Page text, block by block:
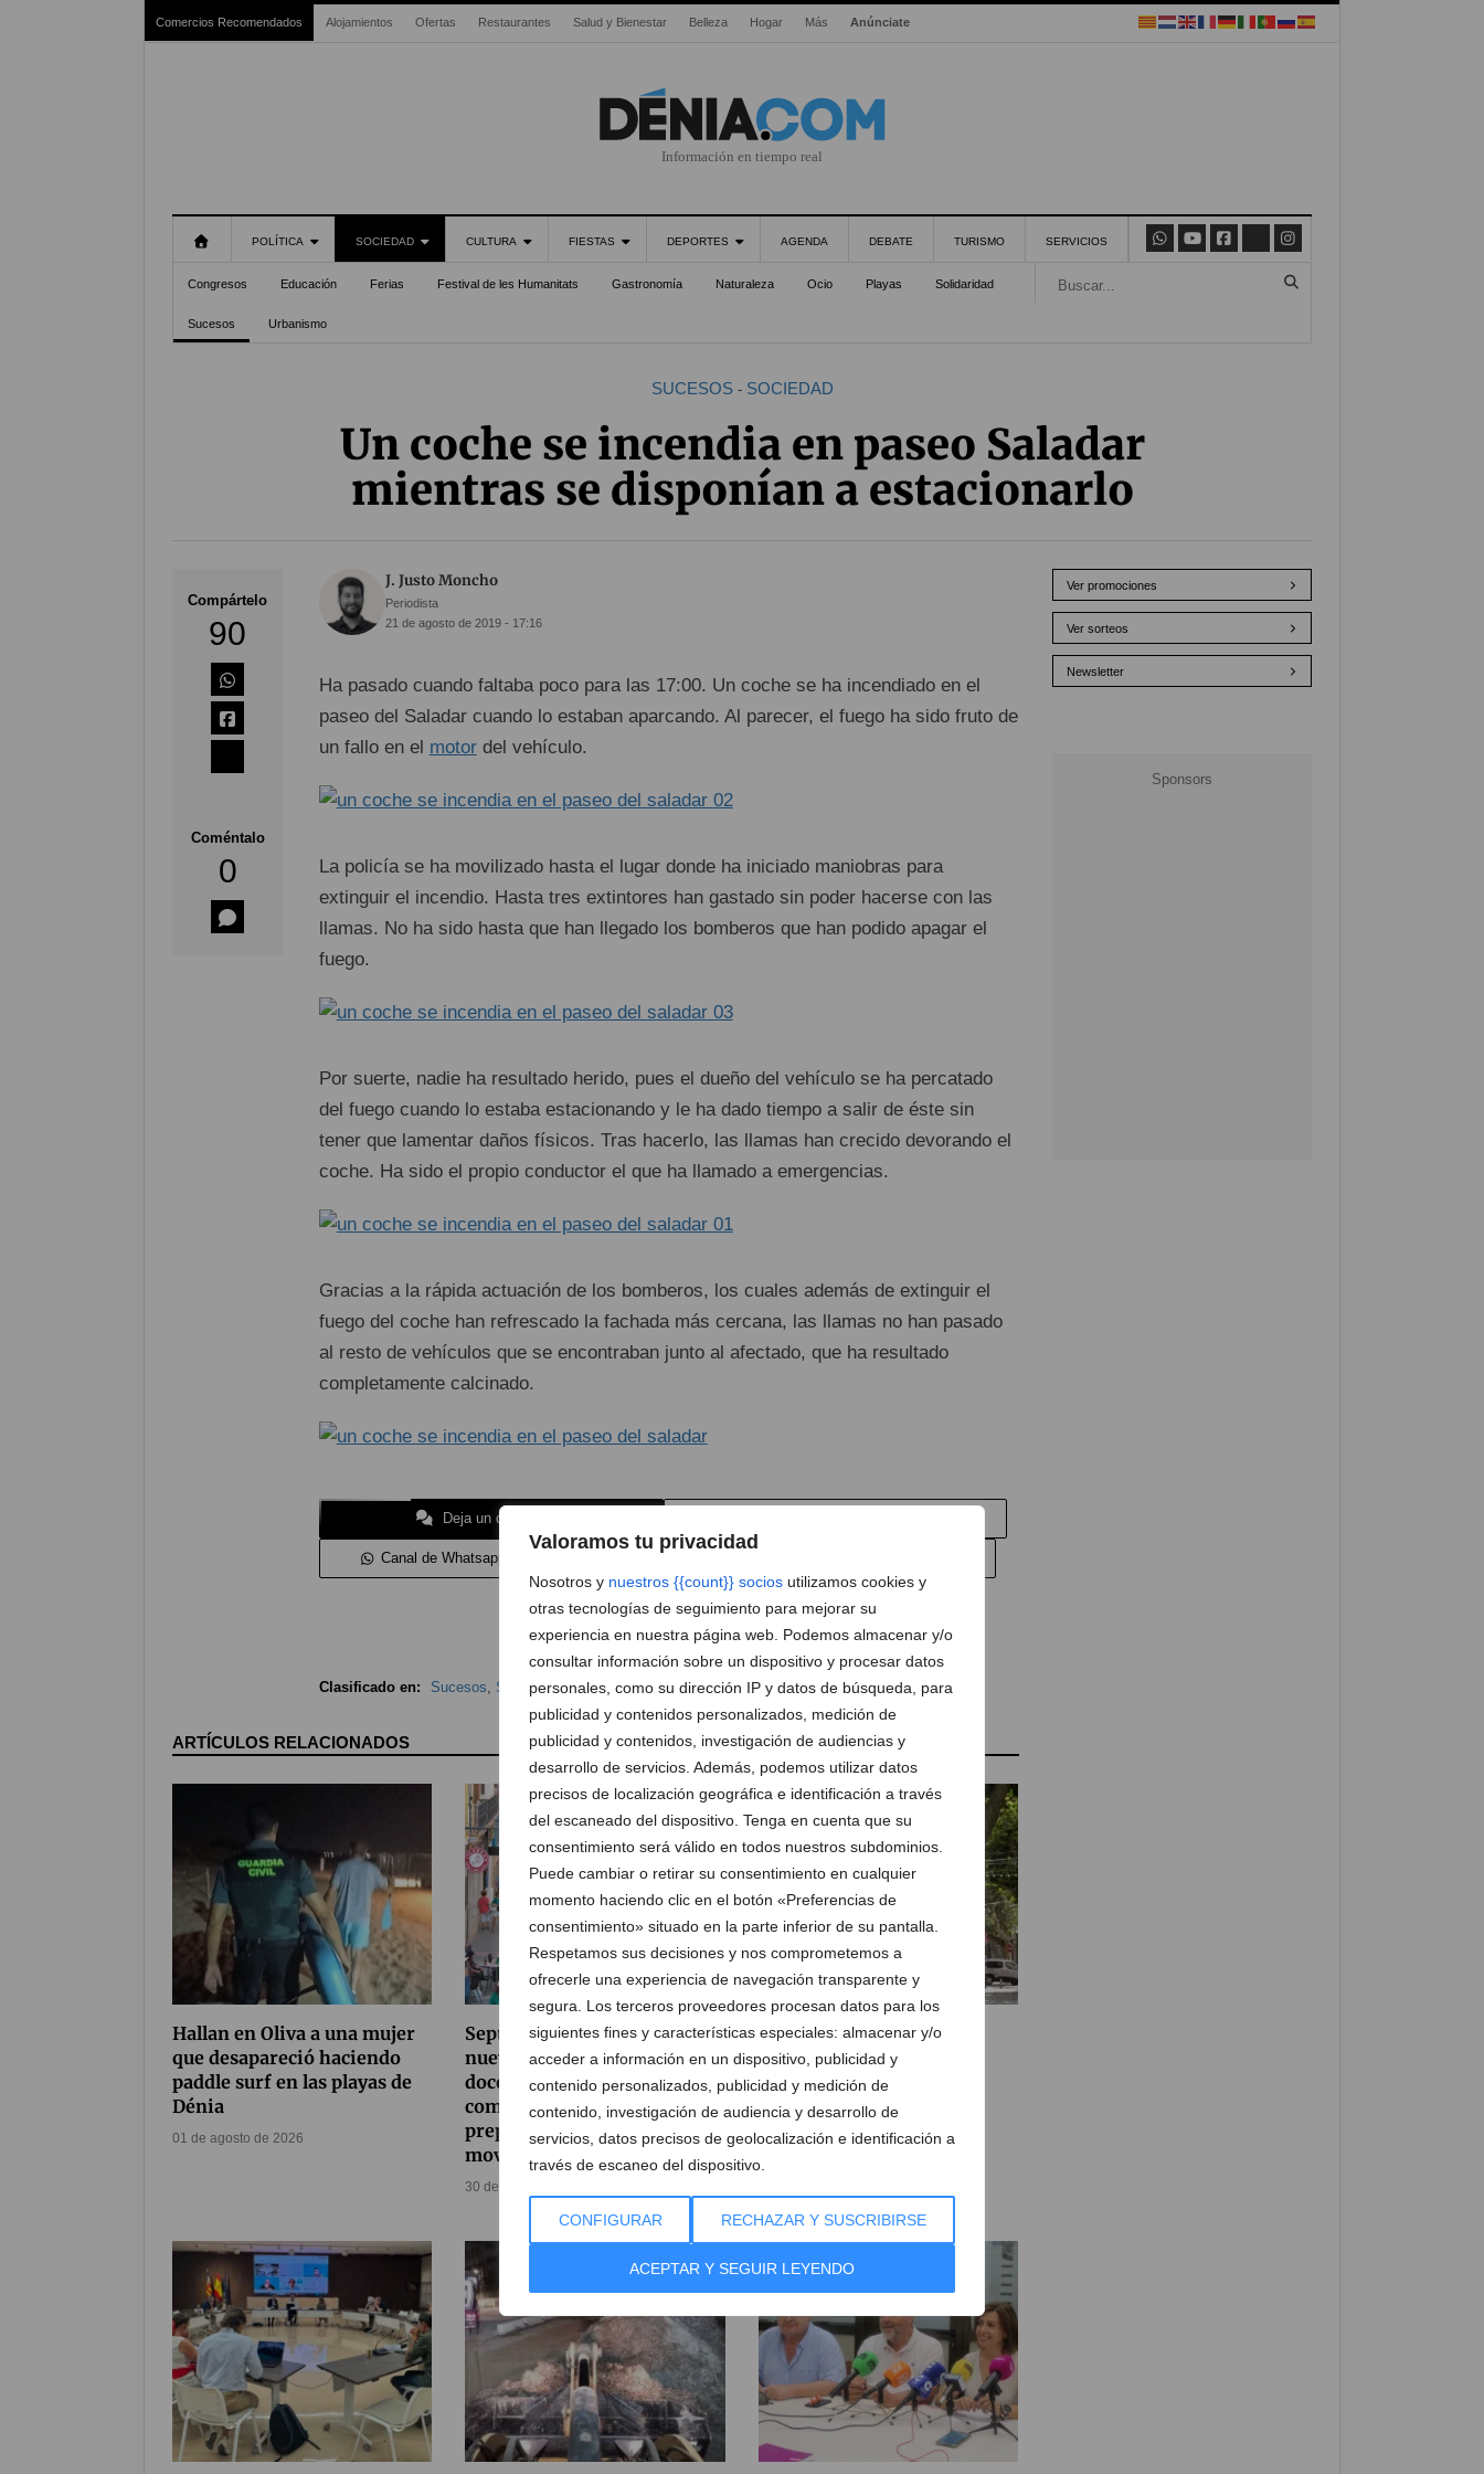
Valoramos tu privacidad
Nosotros y nuestros {{count}} socios utilizamos cookies y
otras tecnologías de seguimiento para mejorar su
experiencia en nuestra página web. Podemos almacenar y/o
consultar información sobre un dispositivo y procesar datos
personales, como su dirección IP y datos de búsqueda, para
publicidad y contenidos personalizados, medición de
publicidad y contenidos, investigación de audiencias y
desarrollo de servicios. Además, podemos utilizar datos
precisos de localización geográfica e identificación a través
del escaneado del dispositivo. Tenga en cuenta que su
consentimiento será válido en todos nuestros subdominios.
Puede cambiar o retirar su consentimiento en cualquier
momento haciendo clic en el botón «Preferencias de
consentimiento» situado en la parte inferior de su pantalla.
Respetamos sus decisiones y nos comprometemos a
ofrecerle una experiencia de navegación transparente y
segura. Los terceros proveedores procesan datos para los
siguientes fines y características especiales: almacenar y/o
acceder a información en un dispositivo, publicidad y
contenido personalizados, publicidad y medición de
contenido, investigación de audiencia y desarrollo de
servicios, datos precisos de geolocalización e identificación a
través de escaneo del dispositivo.
CONFIGURAR RECHAZAR Y SUSCRIBIRSE
ACEPTAR Y SEGUIR LEYENDO
Comercios Recomendados Alojamientos Ofertas Restaurantes Salud y Bienestar Belleza Hogar Más Anúnciate
Información en tiempo real
POLÍTICA SOCIEDAD CULTURA FIESTAS DEPORTES AGENDA DEBATE TURISMO SERVICIOS
Congresos Educación Ferias Festival de les Humanitats Gastronomía Naturaleza Ocio Playas Solidaridad
Sucesos Urbanismo
SUCESOS- SOCIEDAD
Un coche se incendia en paseo Saladar
mientras se disponían a estacionarlo
Compártelo
90
Coméntalo
0
J. Justo Moncho
Periodista
21 de agosto de 2019 - 17:16
Ha pasado cuando faltaba poco para las 17:00. Un coche se ha incendiado en el
paseo del Saladar cuando lo estaban aparcando. Al parecer, el fuego ha sido fruto de
un fallo en el motordel vehículo.
La policía se ha movilizado hasta el lugar donde ha iniciado maniobras para
extinguir el incendio. Hasta tres extintores han gastado sin poder hacerse con las
llamas. No ha sido hasta que han llegado los bomberos que han podido apagar el
fuego.
Por suerte, nadie ha resultado herido, pues el dueño del vehículo se ha percatado
del fuego cuando lo estaba estacionando y le ha dado tiempo a salir de éste sin
tener que lamentar daños físicos. Tras hacerlo, las llamas han crecido devorando el
coche. Ha sido el propio conductor el que ha llamado a emergencias.
Gracias a la rápida actuación de los bomberos, los cuales además de extinguir el
fuego del coche han refrescado la fachada más cercana, las llamas no han pasado
al resto de vehículos que se encontraban junto al afectado, que ha resultado
completamente calcinado.
Deja un comentario
Canal de Whatsapp Anúnciate en Dénia.com
Clasificado en: Sucesos, Sociedad,Bomberos,coche ,Fuego,Incendio,Paseo del Saladar
ARTÍCULOS RELACIONADOS
Hallan en Oliva a una mujer
que desapareció haciendo
paddle surf en las playas de
Dénia
01 de agosto de 2026
Septiembre marcará una
nueva fase del pulso entre
docentes y Conselleria: la
comunidad educativa
prepara nuevas
movilizaciones
30 de julio de 2026
AEMET activa la alerta
amarilla en Dénia: los
termómetros se disparan
este final de julio
30 de julio de 2026
Ver promociones
Ver sorteos
Newsletter